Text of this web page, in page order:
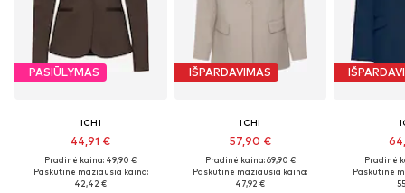
PASIŪLYMAS
ICHI
44,91 €
Pradinė kaina: 49,90 €
Paskutinė mažiausia kaina:
42,42 €
IŠPARDAVIMAS
ICHI
57,90 €
Pradinė kaina: 69,90 €
Paskutinė mažiausia kaina:
47,92 €
Pradinė
Paskutinė